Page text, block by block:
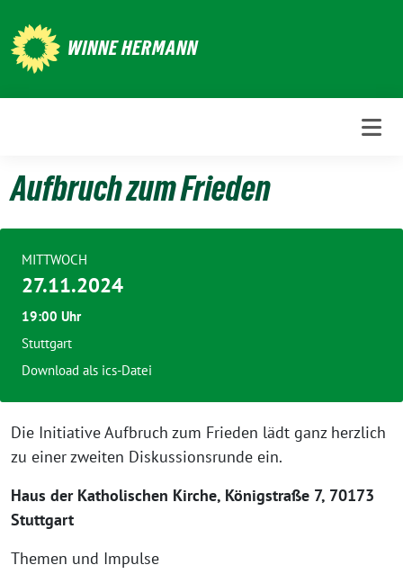
zum
Inhalt
WINNE HERMANN
Aufbruch zum Frieden
Die Initiative Aufbruch zum Frieden lädt ganz herzlich
zu einer zweiten Diskussionsrunde ein.
Haus der Katholischen Kirche, Königstraße 7, 70173
Stuttgart
Themen und Impulse
MITTWOCH
27.11.2024
19:00 Uhr
Stuttgart
Download als ics-Datei